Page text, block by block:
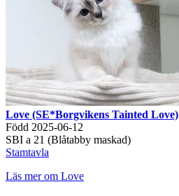
Love (SE*Borgvikens Tainted Love)
Född 2025-06-12
SBI a 21 (Blåtabby maskad)
Stamtavla
Läs mer om Love